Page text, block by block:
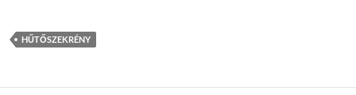
HŰTŐSZEKRÉNY